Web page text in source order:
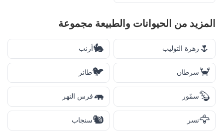
المزيد من الحيوانات والطبيعة مجموعة
🌷 زهرة التوليب 🐇أرنب
🦀سرطان 🐦طائر
🦫سمّور 🦛فرس النهر
🦅نسر 🐿️سنجاب